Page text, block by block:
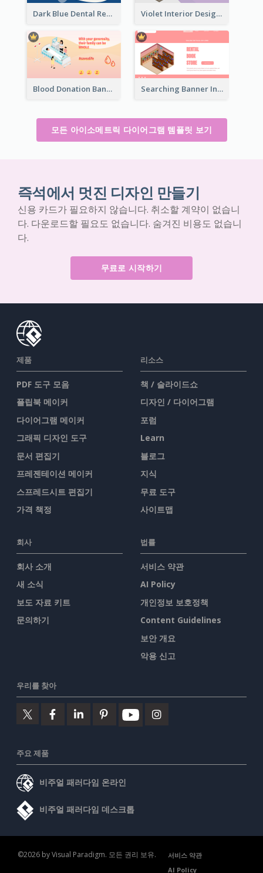
Dark Blue Dental Registration Page With Isometric Graphics Violet Interior Design Banner With Isometric Diagram
Blood Donation Banner With Isometric Diagram Searching Banner In Book Store Website
모든 아이소메트릭 다이어그램 템플릿 보기
즉석에서 멋진 디자인 만들기
신용 카드가 필요하지 않습니다. 취소할 계약이 없습니
다. 다운로드할 필요도 없습니다. 숨겨진 비용도 없습니
다.
무료로 시작하기
제품
PDF 도구 모음
플립북 메이커
다이어그램 메이커
그래픽 디자인 도구
문서 편집기
프레젠테이션 메이커
스프레드시트 편집기
가격 책정
리소스
책 / 슬라이드쇼
디자인 / 다이어그램
포럼
Learn
블로그
지식
무료 도구
사이트맵
회사
회사 소개
새 소식
보도 자료 키트
문의하기
법률
서비스 약관
AI Policy
개인정보 보호정책
Content Guidelines
보안 개요
악용 신고
우리를 찾아
주요 제품
비주얼 패러다임 온라인
비주얼 패러다임 데스크톱
©2026 by Visual Paradigm. 모든 권리 보유.
서비스 약관
AI Policy